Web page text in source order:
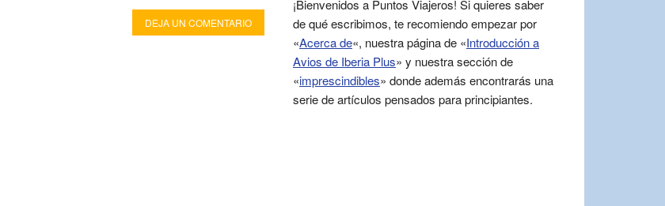
DEJA UN COMENTARIO
¡Bienvenidos a Puntos Viajeros! Si quieres saber
de qué escribimos, te recomiendo empezar por
«Acerca de«, nuestra página de «Introducción a
Avios de Iberia Plus» y nuestra sección de
«imprescindibles» donde además encontrarás una
serie de artículos pensados para principiantes.